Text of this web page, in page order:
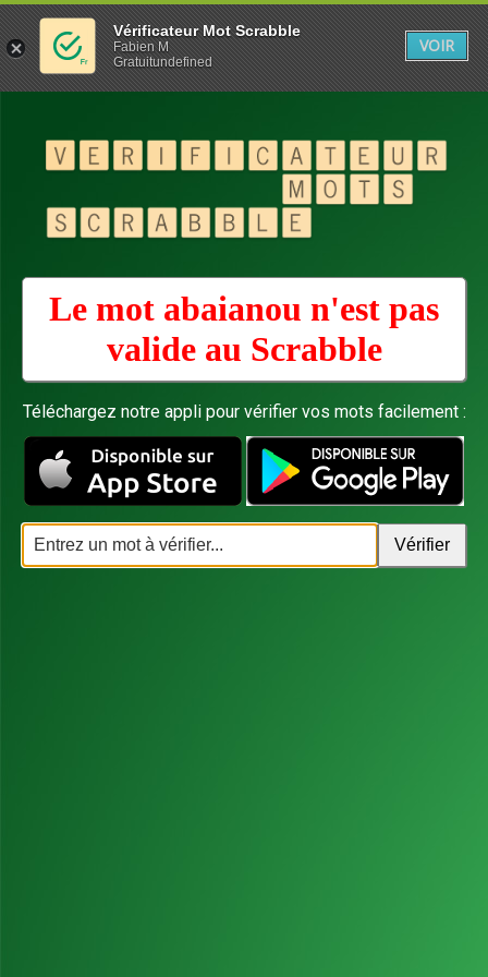
Le mot abaianou n'est pas
valide au Scrabble
Téléchargez notre appli pour vérifier vos mots facilement :
Vérificateur Mot Scrabble
Fabien M
Gratuitundefined
VOIR